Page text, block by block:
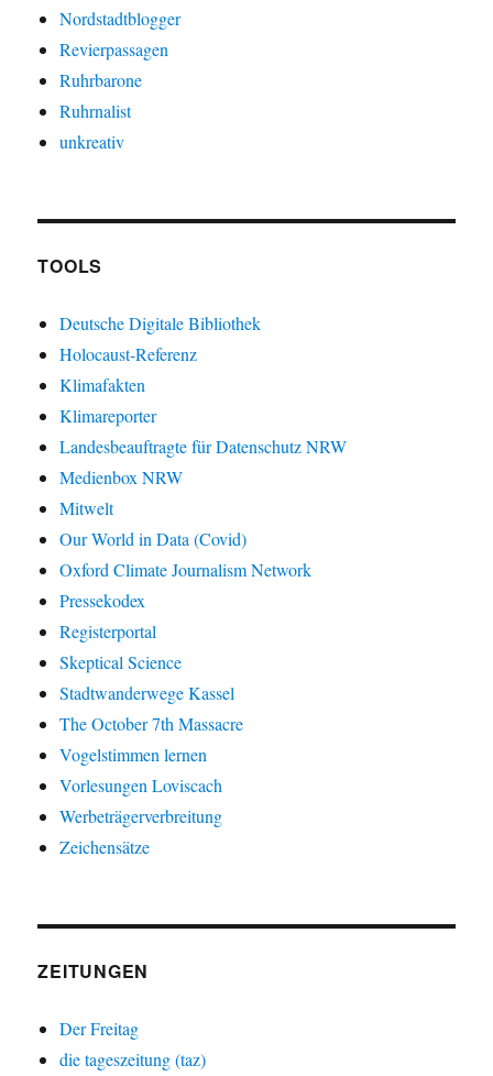
Nordstadtblogger
Revierpassagen
Ruhrbarone
Ruhrnalist
unkreativ
TOOLS
Deutsche Digitale Bibliothek
Holocaust-Referenz
Klimafakten
Klimareporter
Landesbeauftragte für Datenschutz NRW
Medienbox NRW
Mitwelt
Our World in Data (Covid)
Oxford Climate Journalism Network
Pressekodex
Registerportal
Skeptical Science
Stadtwanderwege Kassel
The October 7th Massacre
Vogelstimmen lernen
Vorlesungen Loviscach
Werbeträgerverbreitung
Zeichensätze
ZEITUNGEN
Der Freitag
die tageszeitung (taz)